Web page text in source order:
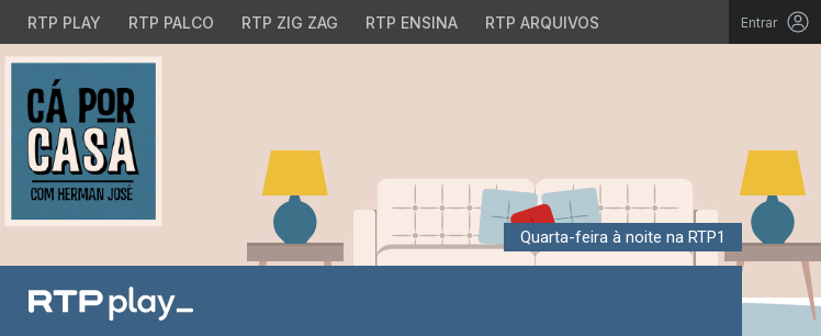
RTP PLAY RTP PALCO RTP ZIG ZAG RTP ENSINA RTP ARQUIVOS Entrar
Quarta-feira à noite na RTP1